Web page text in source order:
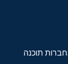
תוכנה